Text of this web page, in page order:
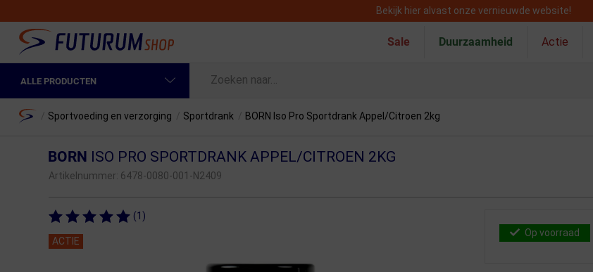
Bekijk hier alvast onze vernieuwde website!
Sale Duurzaamheid Actie
ALLE PRODUCTEN
Fietskleding Heren
Fietsonderdelen
Home Sportvoeding en verzorging Sportdrank BORN Iso Pro Sportdrank Appel/Citroen 2kg
BORN ISO PRO SPORTDRANK APPEL/CITROEN 2KG
Artikelnummer: 6478-0080-001-N2409
(1)
ACTIE
Op voorraad